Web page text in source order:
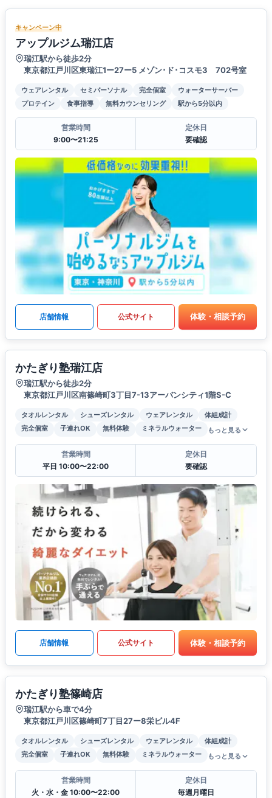
キャンペーン中
アップルジム瑞江店
瑞江駅から徒歩2分
東京都江戸川区東瑞江1ー27ー5 メゾン･ド･コスモ3 702号室
ウェアレンタル セミパーソナル 完全個室
ウォーターサーバー
プロテイン
食事指導 無料カウンセリング 駅から5分以内
営業時間
9:00〜21:25
定休日
要確認
店舗情報 公式サイト 体験・相談予約
かたぎり塾瑞江店
瑞江駅から徒歩2分
東京都江戸川区南篠崎町3丁目7-13アーバンシティ1階S-C
タオルレンタル シューズレンタル ウェアレンタル
体組成計
完全個室
子連れOK 無料体験 ミネラルウォーター もっと見る
営業時間
平日 10:00〜22:00
定休日
要確認
店舗情報 公式サイト 体験・相談予約
かたぎり塾篠崎店
瑞江駅から車で4分
東京都江戸川区篠崎町7丁目27ー8栄ビル4F
タオルレンタル シューズレンタル ウェアレンタル
体組成計
完全個室
子連れOK 無料体験 ミネラルウォーター もっと見る
営業時間
火・水・金 10:00〜22:00
定休日
毎週月曜日